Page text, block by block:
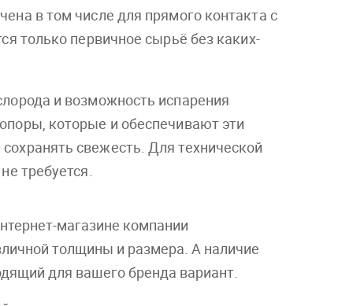
в том числе для прямого контакта с
только первичное сырьё без каких-
и возможность испарения
которые и обеспечивают эти
свежесть. Для технической
требуется.
магазине компании
толщины и размера. А наличие
для вашего бренда вариант.